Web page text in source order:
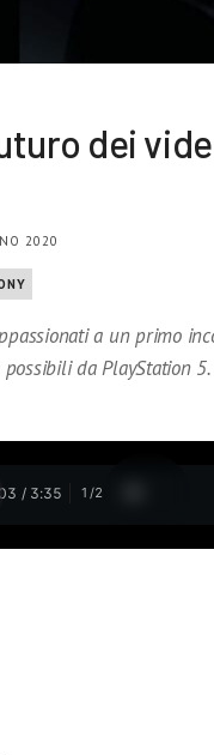
dei
2020
a un primo
possibili da PlayStation
/ 3:35 1 /2